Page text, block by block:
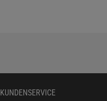
KUNDENSERVICE